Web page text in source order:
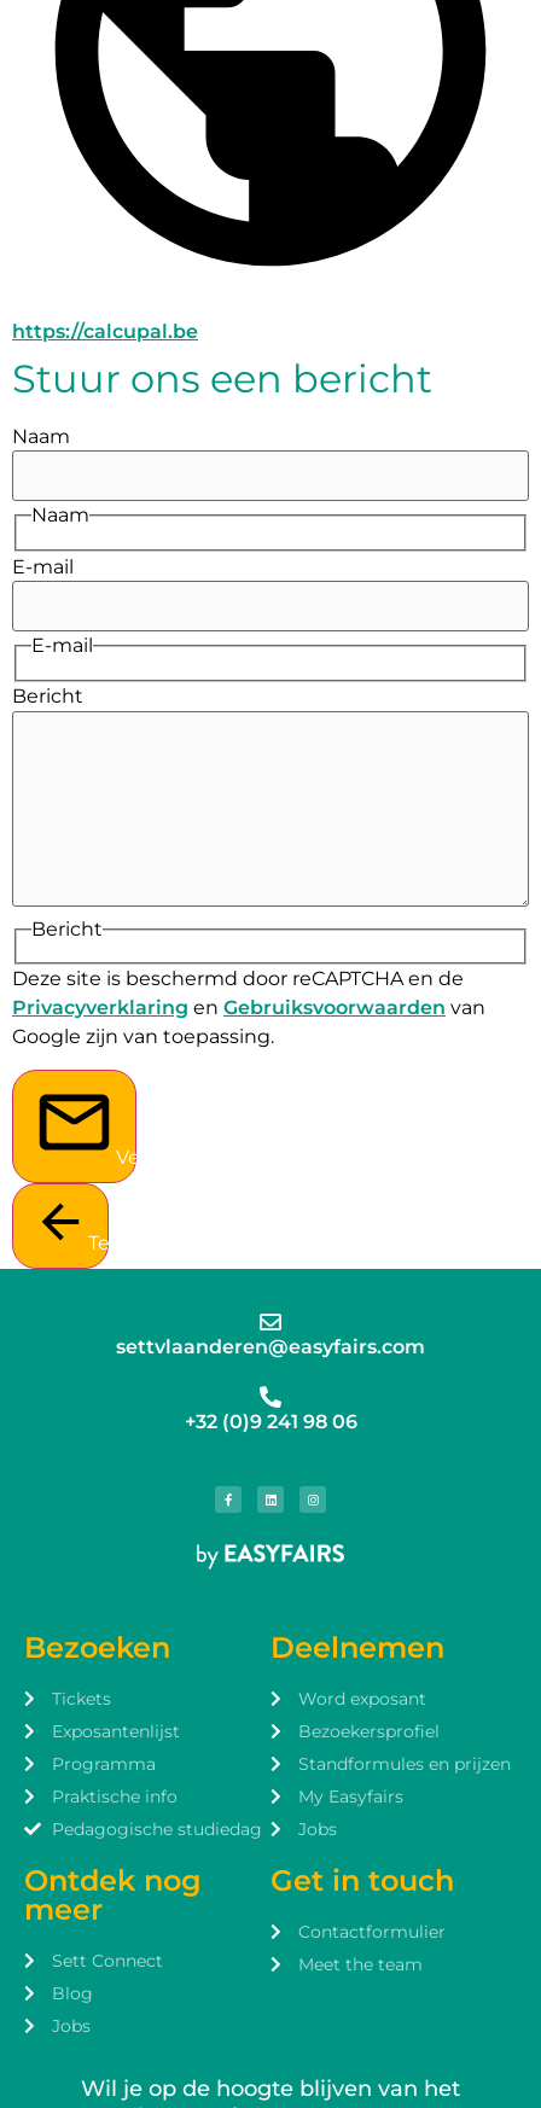
https://calcupal.be
Stuur ons een bericht
Naam
Naam
E-mail
E-mail
Bericht
Bericht
Deze site is beschermd door reCAPTCHA en de
Privacyverklaring en Gebruiksvoorwaarden van
Google zijn van toepassing.
Verstuur
Terug
settvlaanderen@easyfairs.com
+32 (0)9 241 98 06
Bezoeken
Tickets
Exposantenlijst
Programma
Praktische info
Pedagogische studiedag
Ontdek nog
meer
Sett Connect
Blog
Jobs
Deelnemen
Word exposant
Bezoekersprofiel
Standformules en prijzen
My Easyfairs
Jobs
Get in touch
Contactformulier
Meet the team
Wil je op de hoogte blijven van het